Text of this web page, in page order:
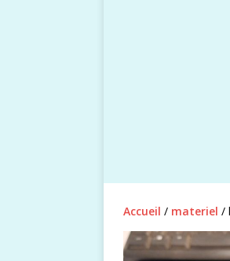
Accueil / materiel /